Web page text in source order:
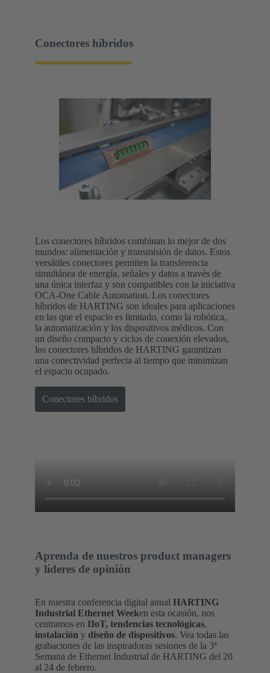
Conectores híbridos
Los conectores híbridos combinan lo mejor de dos
mundos: alimentación y transmisión de datos. Estos
versátiles conectores permiten la transferencia
simultánea de energía, señales y datos a través de
una única interfaz y son compatibles con la iniciativa
OCA-One Cable Automation. Los conectores
híbridos de HARTING son ideales para aplicaciones
en las que el espacio es limitado, como la robótica,
la automatización y los dispositivos médicos. Con
un diseño compacto y ciclos de conexión elevados,
los conectores híbridos de HARTING garantizan
una conectividad perfecta al tiempo que minimizan
el espacio ocupado.
Conectores híbridos
Aprenda de nuestros product managers
y líderes de opinión
En nuestra conferencia digital anual HARTING
Industrial Ethernet Weeken esta ocasión, nos
centramos en IIoT, tendencias tecnológicas,
instalación y diseño de dispositivos. Vea todas las
grabaciones de las inspiradoras sesiones de la 3ª
Semana de Ethernet Industrial de HARTING del 20
al 24 de febrero.